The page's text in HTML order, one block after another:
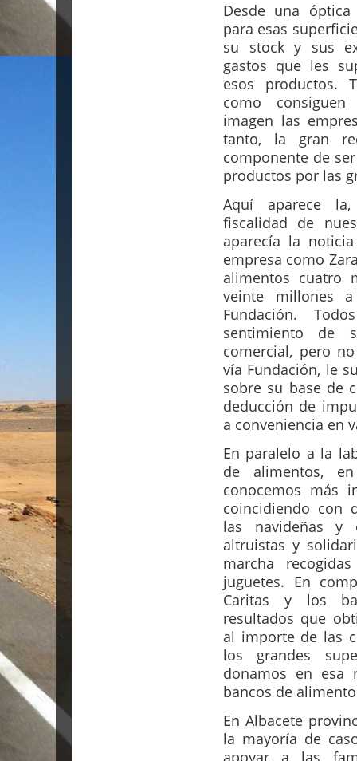
Desde una
para esas
su stock y sus
gastos que les
esos productos.
como
imagen las
tanto, la gran
componente de
productos por las
Aquí aparece
fiscalidad de
aparecía la
empresa como
alimentos cuatro
veinte millones
Fundación.
sentimiento de
comercial, pero
vía Fundación, le
sobre su base de
deducción de
a conveniencia en
En paralelo a la
de alimentos,
conocemos más
coincidiendo con
las navideñas y
altruistas y
marcha
juguetes. En
Caritas y los
resultados que
al importe de las
los grandes
donamos en esa
bancos de
En Albacete
la mayoría de
apoyar a las